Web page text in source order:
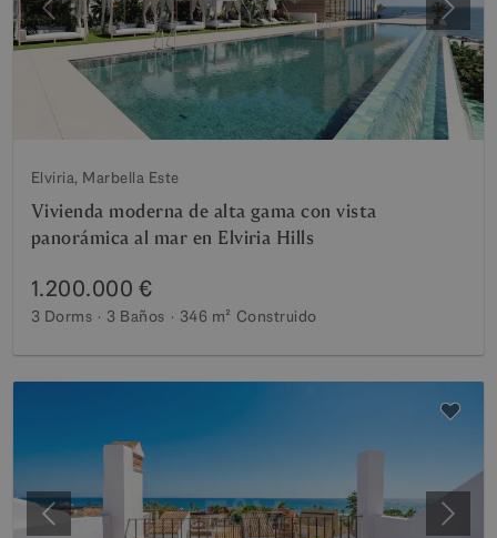
Anterior
Elviria, Marbella Este
Vivienda moderna de alta gama con vista
panorámica al mar en Elviria Hills
1.200.000 €
3 Dorms 3 Baños 346 m² Construido
Anterior